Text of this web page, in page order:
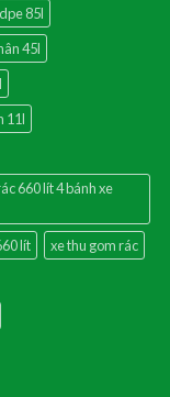
85l
45l
11l
660 lít 4 bánh xe
lít
xe thu gom rác